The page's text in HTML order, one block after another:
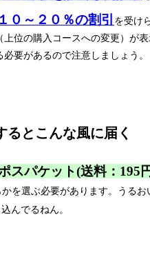
０～２０％の割引 を受け
位の購入コースへの変更）が
要があるので注意しましょう。
とこんな風に届く
ポスパケット(送料：195
を選ぶ必要があります。うるお
んでるねん。